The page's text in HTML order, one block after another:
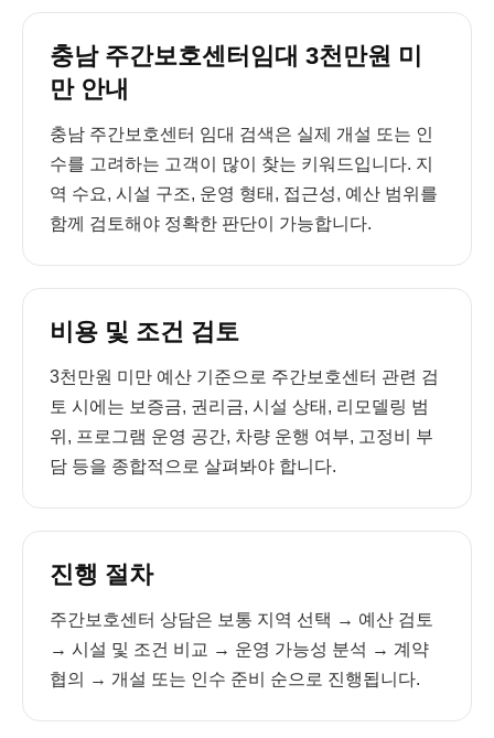
충남 주간보호센터임대 3천만원 미
만 안내
충남 주간보호센터 임대 검색은 실제 개설 또는 인
수를 고려하는 고객이 많이 찾는 키워드입니다. 지
역 수요, 시설 구조, 운영 형태, 접근성, 예산 범위를
함께 검토해야 정확한 판단이 가능합니다.
비용 및 조건 검토
3천만원 미만 예산 기준으로 주간보호센터 관련 검
토 시에는 보증금, 권리금, 시설 상태, 리모델링 범
위, 프로그램 운영 공간, 차량 운행 여부, 고정비 부
담 등을 종합적으로 살펴봐야 합니다.
진행 절차
주간보호센터 상담은 보통 지역 선택 → 예산 검토
→ 시설 및 조건 비교 → 운영 가능성 분석 → 계약
협의 → 개설 또는 인수 준비 순으로 진행됩니다.